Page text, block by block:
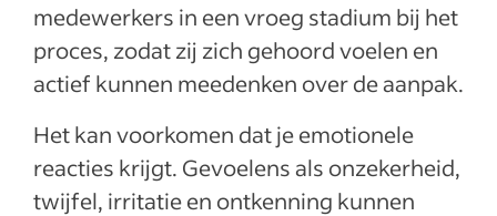
medewerkers in een vroeg stadium bij het
proces, zodat zij zich gehoord voelen en
actief kunnen meedenken over de aanpak.
Het kan voorkomen dat je emotionele
reacties krijgt. Gevoelens als onzekerheid,
twijfel, irritatie en ontkenning kunnen